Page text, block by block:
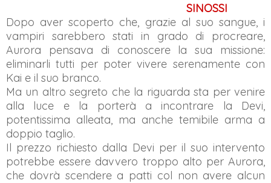
SINOSSI
Dopo aver scoperto che, grazie al suo sangue, i
vampiri sarebbero stati in grado di procreare,
Aurora pensava di conoscere la sua missione:
eliminarli tutti per poter vivere serenamente con
Kai e il suo branco.
Ma un altro segreto che la riguarda sta per venire
alla luce e la porterà a incontrare la Devi,
potentissima alleata, ma anche temibile arma a
doppio taglio.
Il prezzo richiesto dalla Devi per il suo intervento
potrebbe essere davvero troppo alto per Aurora,
che dovrà scendere a patti col non avere alcun